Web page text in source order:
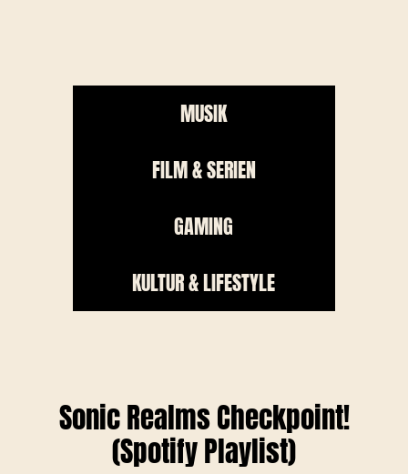
MUSIK
FILM & SERIEN
GAMING
KULTUR & LIFESTYLE
Sonic Realms Checkpoint!
(Spotify Playlist)